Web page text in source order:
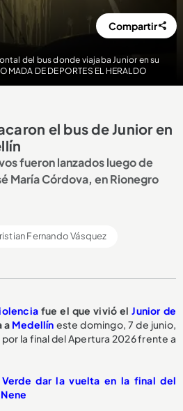
del bus donde viajaba Junior en su
DE DEPORTES EL HERALDO
Compartir
el bus de Junior en
fueron lanzados luego de
María Córdova, en Rionegro
Fernando Vásquez
fue el que vivió el Junior de
a Medellín este domingo, 7 de junio,
la final del Apertura 2026 frente a
Verde dar la vuelta en la final del